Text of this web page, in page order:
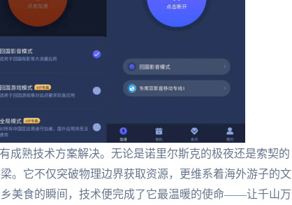
成熟技术方案解决。无论是诺里尔斯克的极夜还是索契的
。它不仅突破物理边界获取资源，更维系着海外游子的文
美食的瞬间，技术便完成了它最温暖的使命——让千山万